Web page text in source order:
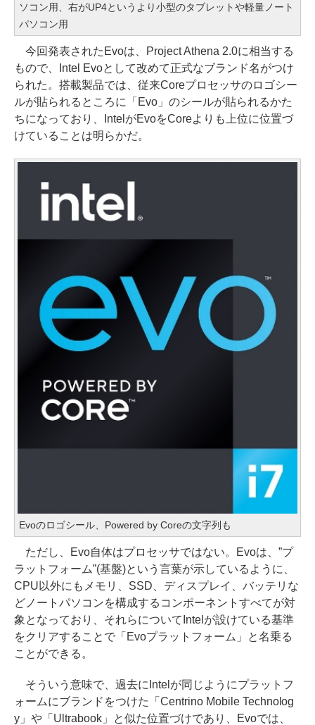
ソコン用、右がUP4というより小型のタブレットや軽量ノート
パソコン用
今回発表されたEvoは、Project Athena 2.0に相当する
もので、Intel Evoとして改めて正式なブランド名がつけ
られた。搭載製品では、従来Coreプロセッサのロゴシー
ルが貼られるところに「Evo」のシールが貼られるかた
ちになっており、IntelがEvoをCoreよりも上位に位置づ
けていることは明らかだ。
Evoのロゴシール、Powered by Coreの文字列も
ただし、Evo自体はプロセッサではない。Evoは、”プ
ラットフォーム”(基盤)という言葉が示しているように、
CPU以外にもメモリ、SSD、ディスプレイ、バッテリな
どノートパソコンを構成するコンポーネントすべてが対
象となっており、それらについてIntelが設けている基準
をクリアすることで「Evoプラットフォーム」と名乗る
ことができる。
そういう意味で、過去にIntelが同じようにプラットフ
ォームにブランドをつけた「Centrino Mobile Technolog
y」や「Ultrabook」と似た位置づけであり、Evoでは、